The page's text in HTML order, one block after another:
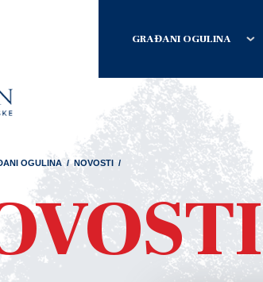
GRAĐANI OGULINA
OGULINA / NOVOSTI /